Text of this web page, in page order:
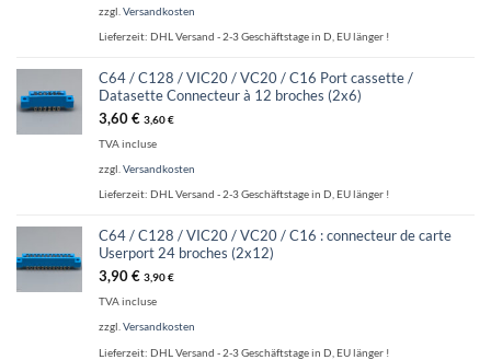
zzgl. Versandkosten
Lieferzeit: DHL Versand - 2-3 Geschäftstage in D, EU länger !
C64 / C128 / VIC20 / VC20 / C16 Port cassette /
Datasette Connecteur à 12 broches (2x6)
3,60€ 3,60€
TVA incluse
zzgl. Versandkosten
Lieferzeit: DHL Versand - 2-3 Geschäftstage in D, EU länger !
C64 / C128 / VIC20 / VC20 / C16 : connecteur de carte
Userport 24 broches (2x12)
3,90€ 3,90€
TVA incluse
zzgl.Versandkosten
Lieferzeit: DHL Versand - 2-3 Geschäftstage in D, EU länger !